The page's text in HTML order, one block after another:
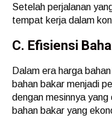
Setelah perjalanan
tempat kerja dalam
C. Efisiensi
Dalam era harga
bahan bakar menjadi
dengan mesinnya
bahan bakar yang